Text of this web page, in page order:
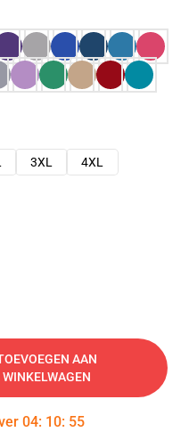
3XL
4XL
AAN
WINKELWAGEN
04: 10: 54